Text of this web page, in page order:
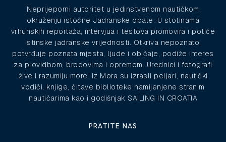
Neprijeporni autoritet u jedinstvenom nautičkom
okruženju istočne Jadranske obale. U stotinama
vrhunskih reportaža, intervjua i testova promovira i potiče
istinske jadranske vrijednosti. Otkriva nepoznato,
potvrđuje poznata mjesta, ljude i običaje, podiže interes
za plovidbom, brodovima i opremom. Urednici i fotografi
žive i razumiju more. Iz Mora su izrasli peljari, nautički
vodiči, knjige, čitave biblioteke namijenjene stranim
nautičarima kao i godišnjak SAILING IN CROATIA
PRATITE NAS